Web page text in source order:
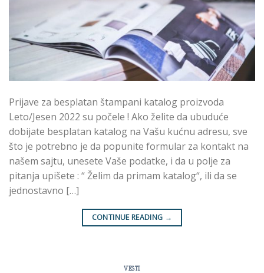
Prijave za besplatan štampani katalog proizvoda
Leto/Jesen 2022 su počele ! Ako želite da ubuduće
dobijate besplatan katalog na Vašu kućnu adresu, sve
što je potrebno je da popunite formular za kontakt na
našem sajtu, unesete Vaše podatke, i da u polje za
pitanja upišete : “ Želim da primam katalog“, ili da se
jednostavno […]
CONTINUE READING →
VESTI